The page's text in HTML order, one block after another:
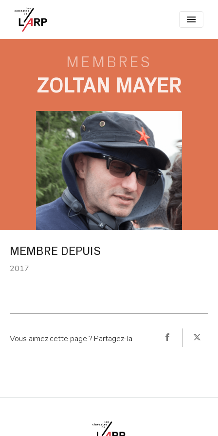
menu
MEMBRES
ZOLTAN MAYER
MEMBRE DEPUIS
2017
Vous aimez cette page ? Partagez-la